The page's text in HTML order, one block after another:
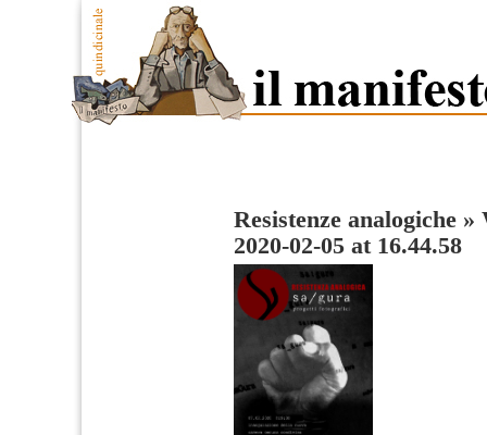
Resistenze analogiche »
2020-02-05 at 16.44.58